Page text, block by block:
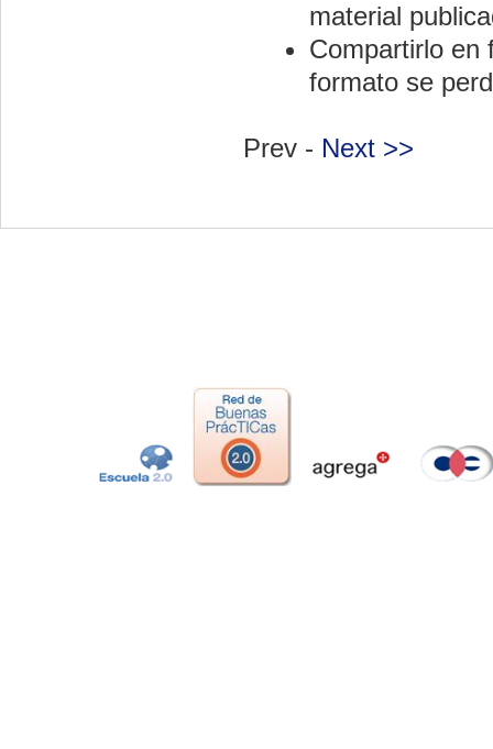
material
Compartirlo en
formato se
Prev - Next >>